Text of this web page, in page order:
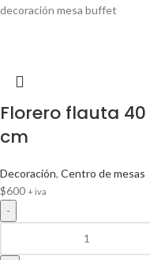
decoración mesa buffet
Florero flauta 40
cm
Decoración, Centro de mesas
$600 + iva